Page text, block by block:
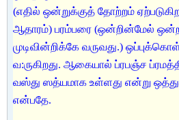
(எதில் ஒன்றுக்குத் தோற்றம்
ஆதாரம்) பரம்பரை (ஒன்றின்மேல்
முடிவின்றிக்கே வருவது.)
வ:ருகிறது. ஆகையால் ப்ரபஞ்ச
வஸ்து ஸத்யமாக உள்ளது என்று
என்பதே.